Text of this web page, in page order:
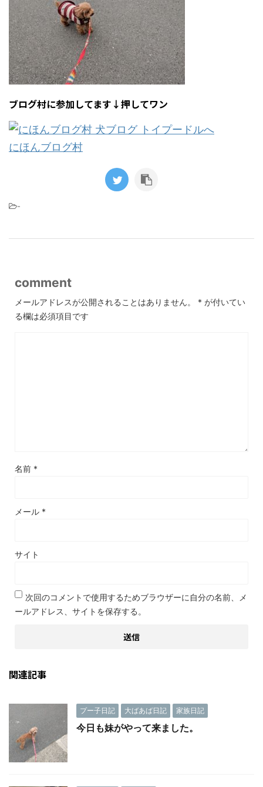
ブログ村に参加してます↓押してワン
にほんブログ村
-
comment
メールアドレスが公開されることはありません。 * が付いてい
る欄は必須項目です
名前 *
メール *
サイト
次回のコメントで使用するためブラウザーに自分の名前、メ
ールアドレス、サイトを保存する。
関連記事
プー子日記 大ばあば日記 家族日記
今日も妹がやって来ました。